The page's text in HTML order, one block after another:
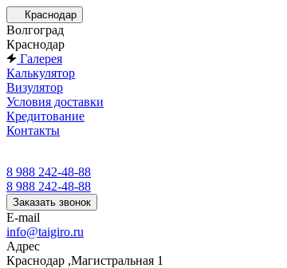
Краснодар
Волгоград
Краснодар
Галерея
Калькулятор
Визулятор
Условия доставки
Кредитование
Контакты
8 988 242-48-88
8 988 242-48-88
Заказать звонок
E-mail
info@taigiro.ru
Адрес
Краснодар ,Магистральная 1